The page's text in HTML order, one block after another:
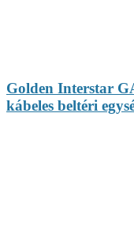
Golden Interstar
kábeles beltéri